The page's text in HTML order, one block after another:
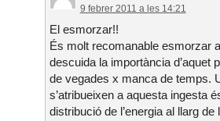
9 febrer 2011 a les 14:21
El esmorzar!!
És molt recomanable esmorzar
descuida la importància d’aquet
de vegades x manca de temps.
s’atribueixen a aquesta ingesta
distribució de l’energia al llarg